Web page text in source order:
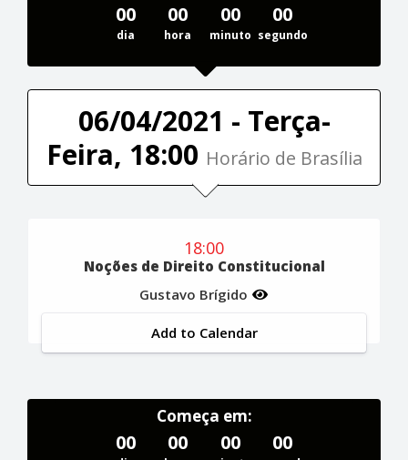
00
dia
00
hora
00
minuto
00
segundo
06/04/2021 - Terça-
Feira, 18:00 Horário de Brasília
18:00
Noções de Direito Constitucional
Gustavo Brígido
Add to Calendar
Começa em:
00 00 00 00